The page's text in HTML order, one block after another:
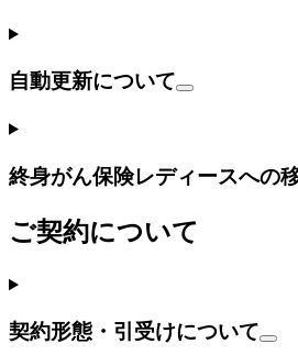
自動更新について
終身がん保険レディースへの
ご契約について
契約形態・引受けについて